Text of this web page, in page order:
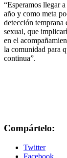
“Esperamos llegar
año y como meta
detección
sexual, que
en el
la comunidad para
continua”.
Compártelo:
Twitter
Facebook